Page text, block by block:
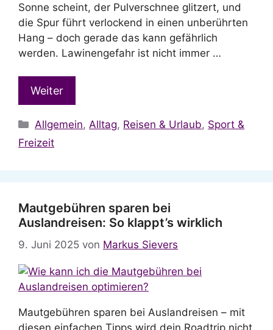
Sonne scheint, der Pulverschnee glitzert, und
die Spur führt verlockend in einen unberührten
Hang – doch gerade das kann gefährlich
werden. Lawinengefahr ist nicht immer …
Weiter
Kategorien
Allgemein,Alltag, Reisen & Urlaub, Sport &
Freizeit
Mautgebühren sparen bei
Auslandreisen: So klappt’s wirklich
9. Juni 2025 von Markus Sievers
Mautgebühren sparen bei Auslandreisen – mit
diesen einfachen Tipps wird dein Roadtrip nicht